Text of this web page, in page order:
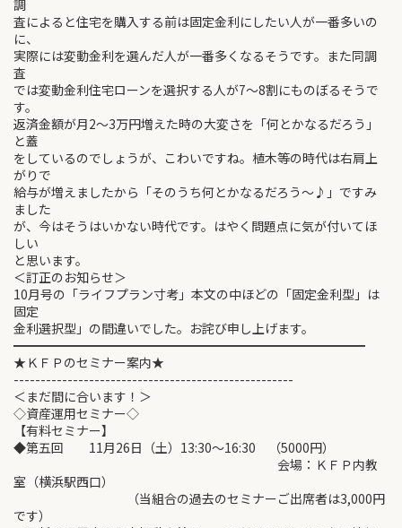
調
査によると住宅を購入する前は固定金利にしたい人が一番多いの
に、
実際には変動金利を選んだ人が一番多くなるそうです。また同調
査
では変動金利住宅ローンを選択する人が7～8割にものぼるそうで
す。
返済金額が月2～3万円増えた時の大変さを「何とかなるだろう」
と蓋
をしているのでしょうが、こわいですね。植木等の時代は右肩上
がりで
給与が増えましたから「そのうち何とかなるだろう～♪」ですみ
ました
が、今はそうはいかない時代です。はやく問題点に気が付いてほ
しい
と思います。
＜訂正のお知らせ＞
10月号の「ライフプラン寸考」本文の中ほどの「固定金利型」は
固定
金利選択型」の間違いでした。お詫び申し上げます。
━━━━━━━━━━━━━━━━━━━━━━━━━━━━
★ＫＦＰのセミナー案内★
----------------------------------------------------
＜まだ間に合います！＞
◇資産運用セミナー◇
【有料セミナー】
◆第五回 11月26日（土）13:30～16:30 （5000円）
会場：ＫＦＰ内教
室（横浜駅西口）
（当組合の過去のセミナーご出席者は3,000円
です）